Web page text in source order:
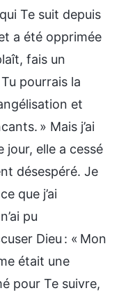
Te suit depuis
a été opprimée
fais un
pourrais la
et
» Mais j’ai
jour, elle a cessé
désespéré. Je
que j’ai
pu
Dieu : « Mon
était une
pour Te suivre,